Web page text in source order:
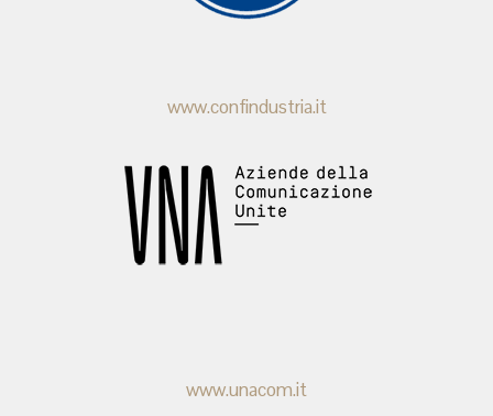
www.confindustria.it
www.unacom.it